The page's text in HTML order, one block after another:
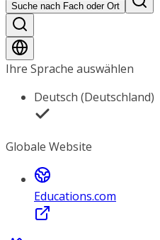
Suche nach Fach oder Ort
Ihre Sprache auswählen
Deutsch (Deutschland)
Globale Website
Educations.com